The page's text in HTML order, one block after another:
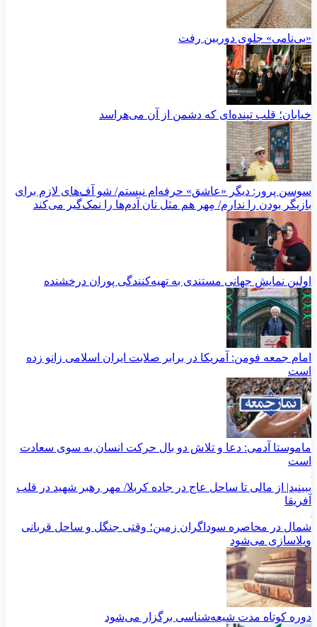
«بی‌نامی» جلوی دوربین رفت
خیابان؛ قلب تپنده‌ای که دشمن از آن می‌هراسد
سوسن پرور: دیگر «عاشق» حرفه‌ام نیستم/ شو آف‌های لازم برای
بازیگر بودن را ندارم/ مِهر هم مثل نان آدم‌ها را نمک‌گیر می‌کند
اولین نمایش جهانی مستندی به تهیه‌کنندگی پوران درخشنده
امام جمعه فومن: آمریکا در برابر صلابت ایران اسلامی زانو زده
است
ماموستا آدمی: دعا و تلاش دو بال حرکت انسان به سوی سعادت
است
ببینید| از مالی تا ساحل عاج در جاده کربلا/ مهر رهبر شهید در قلب
آفریقا
شمال در محاصره سوداگران زمین؛ وقتی جنگل و ساحل قربانی
ویلاسازی می‌شود
دوره کوتاه مدت شیعه‌شناسی برگزار می‌شود